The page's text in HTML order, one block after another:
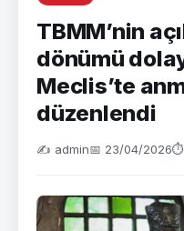
TBMM’nin
dönümü
Meclis’te
düzenlendi
✍️ admin📅 23/04/2026⏱